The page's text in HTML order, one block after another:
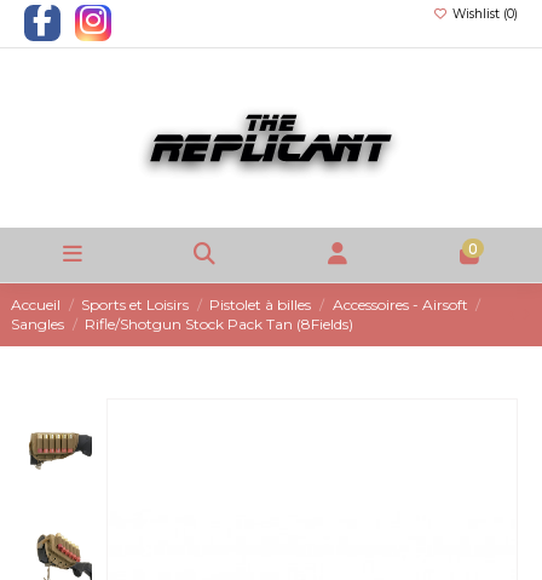
Wishlist (0)
0
Accueil Sports et Loisirs Pistolet à billes
Accessoires - Airsoft
Sangles
Rifle/Shotgun Stock Pack Tan (8Fields)